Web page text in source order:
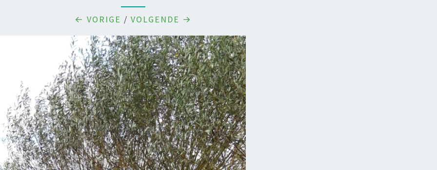
← VORIGE / VOLGENDE →